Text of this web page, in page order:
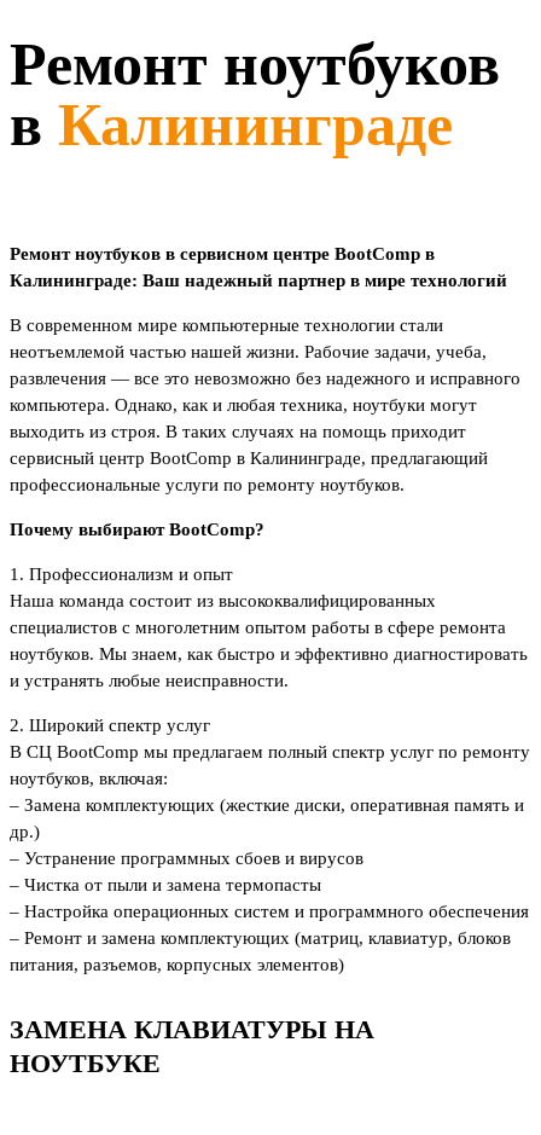
Ремонт ноутбуков
в Калининграде
Ремонт ноутбуков в сервисном центре BootComp в
Калининграде: Ваш надежный партнер в мире технологий
В современном мире компьютерные технологии стали
неотъемлемой частью нашей жизни. Рабочие задачи, учеба,
развлечения — все это невозможно без надежного и исправного
компьютера. Однако, как и любая техника, ноутбуки могут
выходить из строя. В таких случаях на помощь приходит
сервисный центр BootComp в Калининграде, предлагающий
профессиональные услуги по ремонту ноутбуков.
Почему выбирают BootComp?
1. Профессионализм и опыт
Наша команда состоит из высококвалифицированных
специалистов с многолетним опытом работы в сфере ремонта
ноутбуков. Мы знаем, как быстро и эффективно диагностировать
и устранять любые неисправности.
2. Широкий спектр услуг
В СЦ BootComp мы предлагаем полный спектр услуг по ремонту
ноутбуков, включая:
– Замена комплектующих (жесткие диски, оперативная память и
др.)
– Устранение программных сбоев и вирусов
– Чистка от пыли и замена термопасты
– Настройка операционных систем и программного обеспечения
– Ремонт и замена комплектующих (матриц, клавиатур, блоков
питания, разъемов, корпусных элементов)
ЗАМЕНА КЛАВИАТУРЫ НА
НОУТБУКЕ